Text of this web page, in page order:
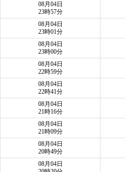
08月04日
23時57分
08月04日
23時01分
08月04日
23時00分
08月04日
22時59分
08月04日
22時41分
08月04日
21時16分
08月04日
21時09分
08月04日
20時49分
08月04日